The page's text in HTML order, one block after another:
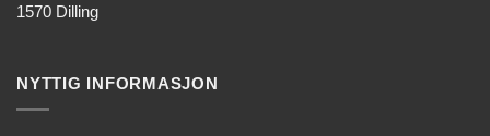
1570 Dilling
NYTTIG INFORMASJON